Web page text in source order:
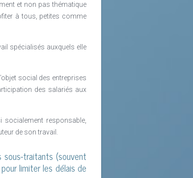
de l’entreprise peuvent
sociétale de
une promesse sur papier
et non pas thématique
à tous, petites comme
spécialisés auxquels elle
social des entreprises
des salariés aux
socialement responsable,
de son travail.
sous-traitants (souvent
limiter les délais de